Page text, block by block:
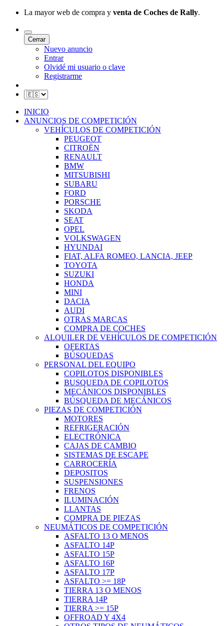
La mayor web de compra y venta de Coches de Rally.
Cerrar
Nuevo anuncio
Entrar
Olvidé mi usuario o clave
Registrarme
INICIO
ANUNCIOS DE COMPETICIÓN
VEHÍCULOS DE COMPETICIÓN
PEUGEOT
CITROËN
RENAULT
BMW
MITSUBISHI
SUBARU
FORD
PORSCHE
SKODA
SEAT
OPEL
VOLKSWAGEN
HYUNDAI
FIAT, ALFA ROMEO, LANCIA, JEEP
TOYOTA
SUZUKI
HONDA
MINI
DACIA
AUDI
OTRAS MARCAS
COMPRA DE COCHES
ALQUILER DE VEHÍCULOS DE COMPETICIÓN
OFERTAS
BÚSQUEDAS
PERSONAL DEL EQUIPO
COPILOTOS DISPONIBLES
BUSQUEDA DE COPILOTOS
MECÁNICOS DISPONIBLES
BÚSQUEDA DE MECÁNICOS
PIEZAS DE COMPETICIÓN
MOTORES
REFRIGERACIÓN
ELECTRÓNICA
CAJAS DE CAMBIO
SISTEMAS DE ESCAPE
CARROCERÍA
DEPOSITOS
SUSPENSIONES
FRENOS
ILUMINACIÓN
LLANTAS
COMPRA DE PIEZAS
NEUMÁTICOS DE COMPETICIÓN
ASFALTO 13 O MENOS
ASFALTO 14P
ASFALTO 15P
ASFALTO 16P
ASFALTO 17P
ASFALTO >= 18P
TIERRA 13 O MENOS
TIERRA 14P
TIERRA >= 15P
OFFROAD Y 4X4